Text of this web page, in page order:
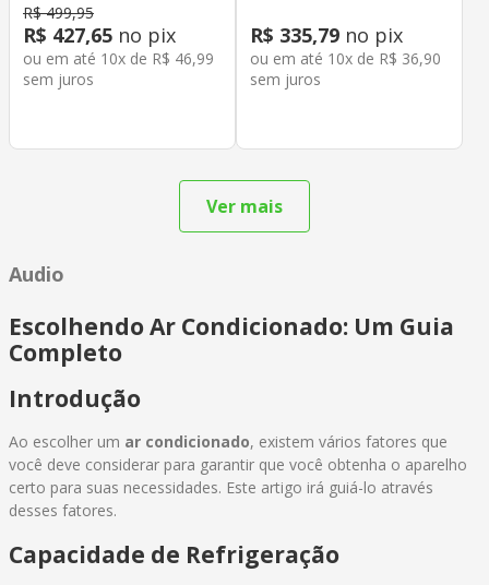
R$ 499,95
R$ 427,65 no pix
ou em até 10x de R$ 46,99
sem juros
R$ 335,79 no pix
ou em até 10x de R$ 36,90
sem juros
Audio
Escolhendo Ar Condicionado: Um Guia
Completo
Introdução
Ao escolher um ar condicionado, existem vários fatores que
você deve considerar para garantir que você obtenha o aparelho
certo para suas necessidades. Este artigo irá guiá-lo através
desses fatores.
Capacidade de Refrigeração